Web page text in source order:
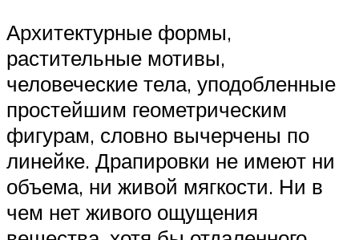
Архитектурные формы,
растительные мотивы,
человеческие тела, уподобленные
простейшим геометрическим
фигурам, словно вычерчены по
линейке. Драпировки не имеют ни
объема, ни живой мягкости. Ни в
чем нет живого ощущения